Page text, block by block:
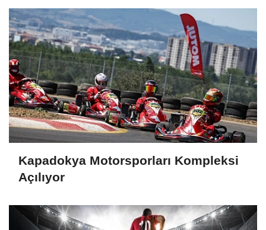
Kapadokya Motorsporları Kompleksi
Açılıyor